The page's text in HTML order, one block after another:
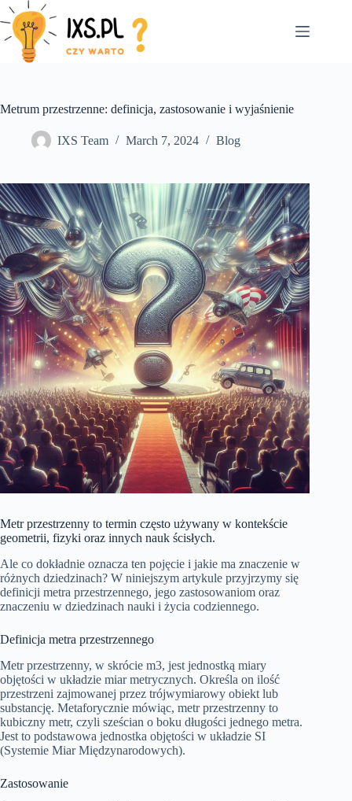
Skip
to
content
Metrum przestrzenne: definicja, zastosowanie i wyjaśnienie
IXS Team March 7, 2024 Blog
Metr przestrzenny to termin często używany w kontekście
geometrii, fizyki oraz innych nauk ścisłych.
Ale co dokładnie oznacza ten pojęcie i jakie ma znaczenie w
różnych dziedzinach? W niniejszym artykule przyjrzymy się
definicji metra przestrzennego, jego zastosowaniom oraz
znaczeniu w dziedzinach nauki i życia codziennego.
Definicja metra przestrzennego
Metr przestrzenny, w skrócie m3, jest jednostką miary
objętości w układzie miar metrycznych. Określa on ilość
przestrzeni zajmowanej przez trójwymiarowy obiekt lub
substancję. Metaforycznie mówiąc, metr przestrzenny to
kubiczny metr, czyli sześcian o boku długości jednego metra.
Jest to podstawowa jednostka objętości w układzie SI
(Systemie Miar Międzynarodowych).
Zastosowanie